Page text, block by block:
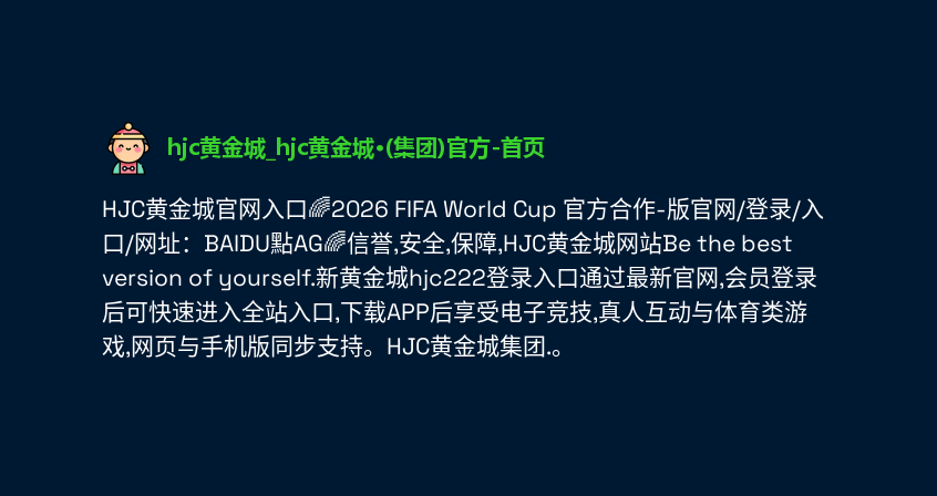
HJC黄金城官网入口🌈2026 FIFA World Cup 官方合作-版官网/登录/入
口/网址：BAIDU點AG🌈信誉,安全,保障,HJC黄金城网站Be the best
version of yourself.新黄金城hjc222登录入口通过最新官网,会员登录
后可快速进入全站入口,下载APP后享受电子竞技,真人互动与体育类游
戏,网页与手机版同步支持。HJC黄金城集团.。